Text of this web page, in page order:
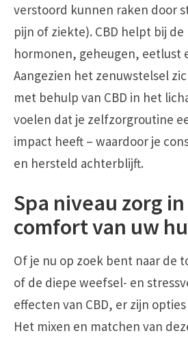
verstoord kunnen raken door
pijn of ziekte). CBD helpt bij
hormonen, geheugen, eetlust
Aangezien het zenuwstelsel
met behulp van CBD in het
voelen dat je zelfzorgroutine
impact heeft – waardoor je
en hersteld achterblijft.
Spa niveau zorg
comfort van uw
Of je nu op zoek bent naar de
of de diepe weefsel- en
effecten van CBD, er zijn
Het mixen en matchen van